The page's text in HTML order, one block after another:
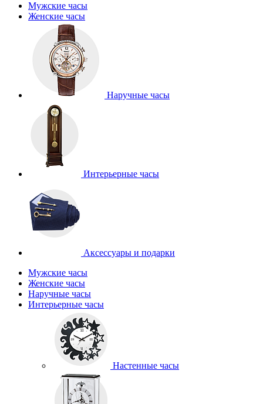
Мужские часы
Женские часы
Наручные часы
Интерьерные часы
Аксессуары и подарки
Мужские часы
Женские часы
Наручные часы
Интерьерные часы
Настенные часы